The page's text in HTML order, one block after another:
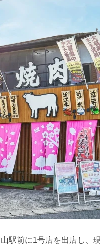
駅前に1号店を出店し、